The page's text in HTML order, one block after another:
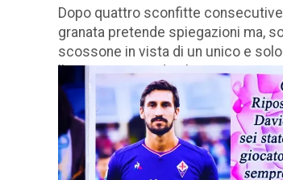
Dopo quattro sconfitte
granata pretende spiegazioni ma,
scossone in vista di un unico e
l’Europa. Sperando che non sia...